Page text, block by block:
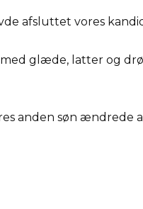
afsluttet vores
glæde, latter og
anden søn ændrede